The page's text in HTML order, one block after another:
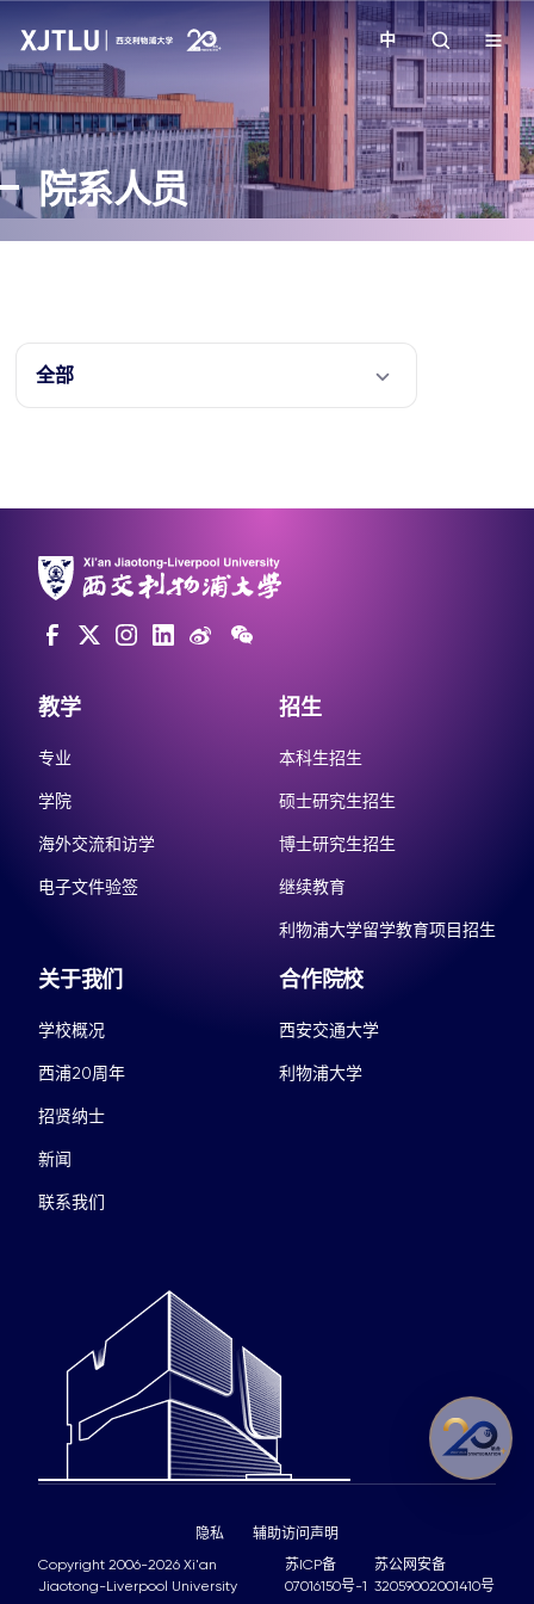
教学
招生
学院
校园生活
中
院系人员
全部
教学
专业
学院
海外交流和访学
电子文件验签
招生
本科生招生
硕士研究生招生
博士研究生招生
继续教育
利物浦大学留学教育项目招生
关于我们
学校概况
西浦20周年
招贤纳士
新闻
联系我们
合作院校
西安交通大学
利物浦大学
Copyright 2006-2026 Xi'an
Jiaotong-Liverpool University
苏ICP备
07016150号-1
苏公网安备
32059002001410号
隐私 辅助访问声明